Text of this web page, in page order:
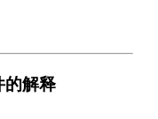
的解释